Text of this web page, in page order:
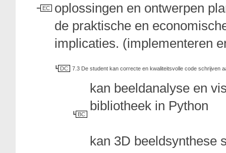
EC
oplossingen en ontwerpen
de praktische en
implicaties. (implementeren
DC 7.3 De student kan correcte en kwaliteitsvolle code schrijven
BC
kan beeldanalyse en
bibliotheek in Python
kan 3D beeldsynthese